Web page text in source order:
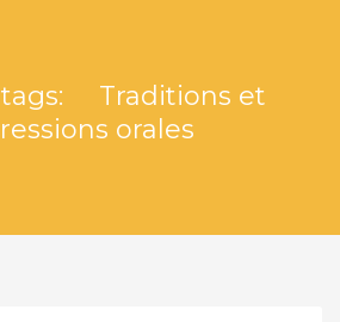
tags: Traditions et
orales